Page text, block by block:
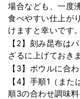
場合なども、一度
食べやすい仕上が
けますと幸いです。
【2】刻み昆布は
ざるに上げておき
【3】ボウルに合
【4】手順1（ま
順3の合わせ調味